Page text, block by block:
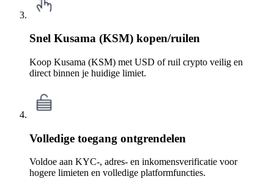
Snel Kusama (KSM) kopen/ruilen
Koop Kusama (KSM) met USD of ruil crypto veilig en
direct binnen je huidige limiet.
Volledige toegang ontgrendelen
Voldoe aan KYC-, adres- en inkomensverificatie voor
hogere limieten en volledige platformfuncties.